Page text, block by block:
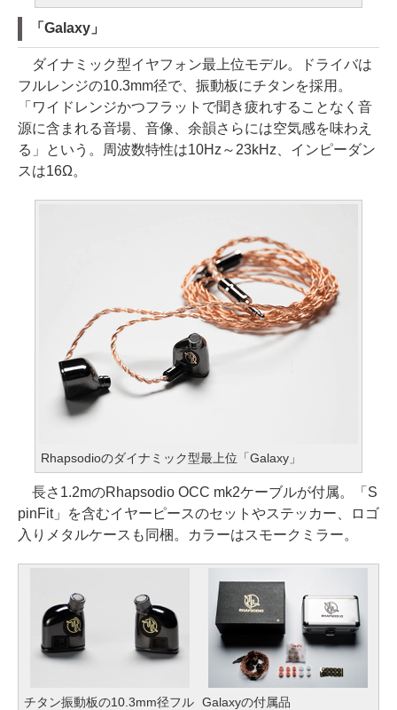
「Galaxy」
ダイナミック型イヤフォン最上位モデル。ドライバは
フルレンジの10.3mm径で、振動板にチタンを採用。
「ワイドレンジかつフラットで聞き疲れすることなく音
源に含まれる音場、音像、余韻さらには空気感を味わえ
る」という。周波数特性は10Hz～23kHz、インピーダン
スは16Ω。
Rhapsodioのダイナミック型最上位「Galaxy」
長さ1.2mのRhapsodio OCC mk2ケーブルが付属。「S
pinFit」を含むイヤーピースのセットやステッカー、ロゴ
入りメタルケースも同梱。カラーはスモークミラー。
チタン振動板の10.3mm径フル Galaxyの付属品